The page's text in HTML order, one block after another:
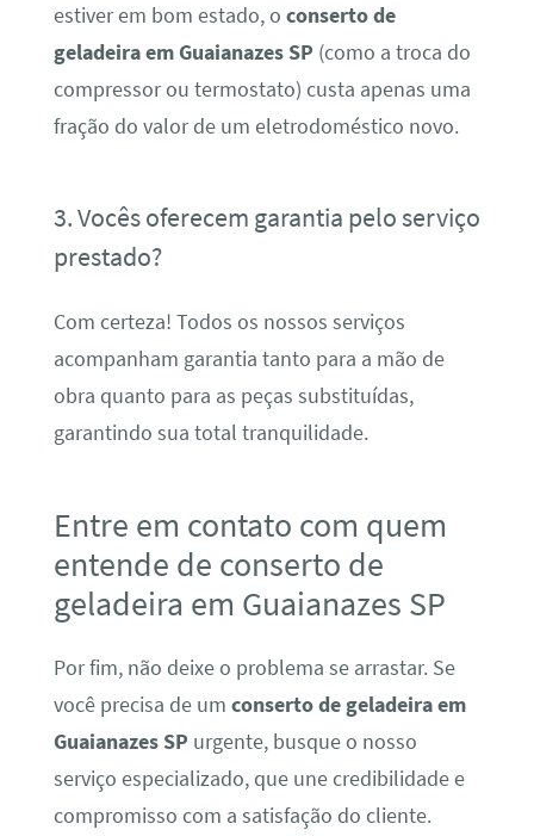
estiver em bom estado, o conserto de
geladeira em Guaianazes SP (como a troca do
compressor ou termostato) custa apenas uma
fração do valor de um eletrodoméstico novo.
3. Vocês oferecem garantia pelo serviço
prestado?
Com certeza! Todos os nossos serviços
acompanham garantia tanto para a mão de
obra quanto para as peças substituídas,
garantindo sua total tranquilidade.
Entre em contato com quem
entende de conserto de
geladeira em Guaianazes SP
Por fim, não deixe o problema se arrastar. Se
você precisa de um conserto de geladeira em
Guaianazes SP urgente, busque o nosso
serviço especializado, que une credibilidade e
compromisso com a satisfação do cliente.